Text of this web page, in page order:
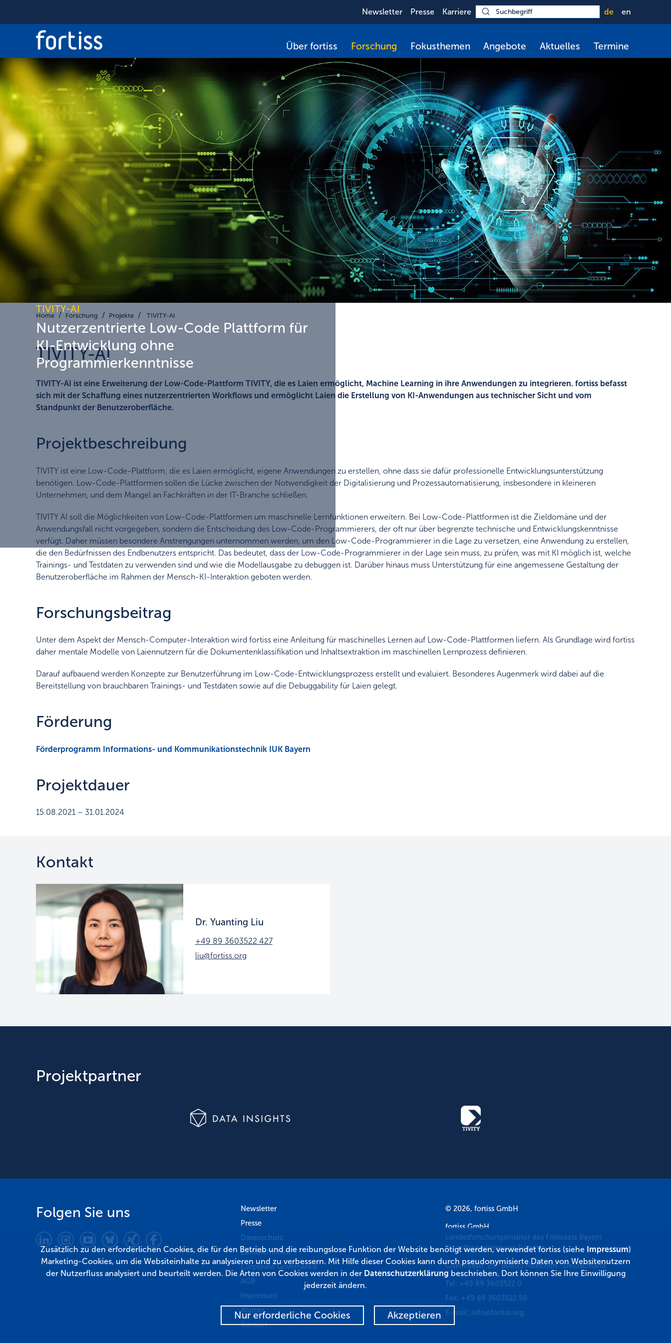
Newsletter Presse Karriere de en
Über fortiss Forschung Fokusthemen Angebote Aktuelles Termine
TIVITY-AI
Nutzerzentrierte Low-Code Plattform für
KI-Entwicklung ohne
Programmierkenntnisse
Home Forschung Projekte TIVITY-AI
TIVITY-AI
TIVITY-AI ist eine Erweiterung der Low-Code-Plattform TIVITY, die es Laien ermöglicht, Machine Learning in ihre Anwendungen zu integrieren. fortiss befasst
sich mit der Schaffung eines nutzerzentrierten Workflows und ermöglicht Laien die Erstellung von KI-Anwendungen aus technischer Sicht und vom
Standpunkt der Benutzeroberfläche.
Projektbeschreibung
TIVITY ist eine Low-Code-Plattform, die es Laien ermöglicht, eigene Anwendungen zu erstellen, ohne dass sie dafür professionelle Entwicklungsunterstützung
benötigen. Low-Code-Plattformen sollen die Lücke zwischen der Notwendigkeit der Digitalisierung und Prozessautomatisierung, insbesondere in kleineren
Unternehmen, und dem Mangel an Fachkräften in der IT-Branche schließen.
TIVITY AI soll die Möglichkeiten von Low-Code-Plattformen um maschinelle Lernfunktionen erweitern. Bei Low-Code-Plattformen ist die Zieldomäne und der
Anwendungsfall nicht vorgegeben, sondern die Entscheidung des Low-Code-Programmierers, der oft nur über begrenzte technische und Entwicklungskenntnisse
verfügt. Daher müssen besondere Anstrengungen unternommen werden, um den Low-Code-Programmierer in die Lage zu versetzen, eine Anwendung zu erstellen,
die den Bedürfnissen des Endbenutzers entspricht. Das bedeutet, dass der Low-Code-Programmierer in der Lage sein muss, zu prüfen, was mit KI möglich ist, welche
Trainings- und Testdaten zu verwenden sind und wie die Modellausgabe zu debuggen ist. Darüber hinaus muss Unterstützung für eine angemessene Gestaltung der
Benutzeroberfläche im Rahmen der Mensch-KI-Interaktion geboten werden.
Forschungsbeitrag
Unter dem Aspekt der Mensch-Computer-Interaktion wird fortiss eine Anleitung für maschinelles Lernen auf Low-Code-Plattformen liefern. Als Grundlage wird fortiss
daher mentale Modelle von Laiennutzern für die Dokumentenklassifikation und Inhaltsextraktion im maschinellen Lernprozess definieren.
Darauf aufbauend werden Konzepte zur Benutzerführung im Low-Code-Entwicklungsprozess erstellt und evaluiert. Besonderes Augenmerk wird dabei auf die
Bereitstellung von brauchbaren Trainings- und Testdaten sowie auf die Debuggability für Laien gelegt.
Förderung
Förderprogramm Informations- und Kommunikationstechnik IUK Bayern
Projektdauer
15.08.2021 – 31.01.2024
Kontakt
Dr. Yuanting Liu
+49 89 3603522 427
liu@fortiss.org
Projektpartner
Folgen Sie uns
Newsletter
Presse
Datenschutz
Barrierefreiheit
Corporate Governance
AGB
Impressum
Alumni
Kontakt
© 2026, fortiss GmbH
fortiss GmbH
Landesforschungsinstitut des Freistaats Bayern
für softwareintensive Systeme
Guerickestr. 25·80805 München·Deutschland
Tel: +49 89 3603522 0
Fax: +49 89 3603522 50
E-mail: info@fortiss.org
Zusätzlich zu den erforderlichen Cookies, die für den Betrieb und die reibungslose Funktion der Website benötigt werden, verwendet fortiss (siehe Impressum)
Marketing-Cookies, um die Websiteinhalte zu analysieren und zu verbessern. Mit Hilfe dieser Cookies kann durch pseudonymisierte Daten von Websitenutzern
der Nutzerfluss analysiert und beurteilt werden. Die Arten von Cookies werden in der Datenschutzerklärung beschrieben. Dort können Sie Ihre Einwilligung
jederzeit ändern.
Nur erforderliche Cookies Akzeptieren